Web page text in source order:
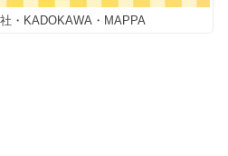
・KADOKAWA・MAPPA